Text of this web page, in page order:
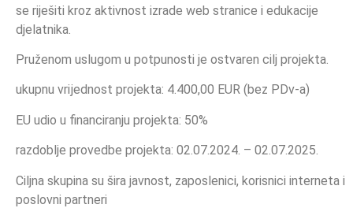
se riješiti kroz aktivnost izrade web stranice i edukacije
djelatnika.
Pruženom uslugom u potpunosti je ostvaren cilj projekta.
ukupnu vrĳednost projekta: 4.400,00 EUR (bez PDv-a)
EU udio u financiranju projekta: 50%
razdoblje provedbe projekta: 02.07.2024. – 02.07.2025.
Ciljna skupina su šira javnost, zaposlenici, korisnici interneta i
poslovni partneri